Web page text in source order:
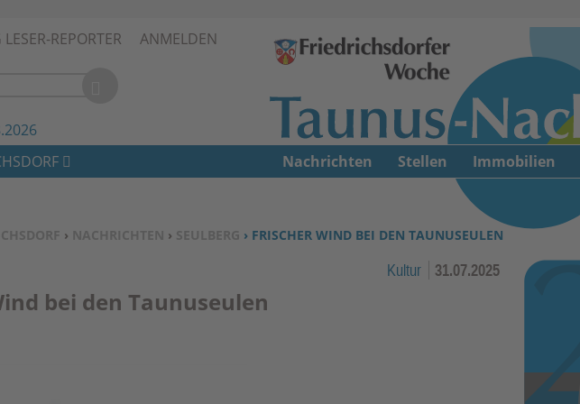
Zum Inhalt springen ↓
REPORTER ANMELDEN
HIER: › NACHRICHTEN › SEULBERG › FRISCHER WIND BEI DEN TAUNUSEULEN
Kultur 31.07.2025
bei den Taunuseulen
Nachrichten Stellen Immobilien